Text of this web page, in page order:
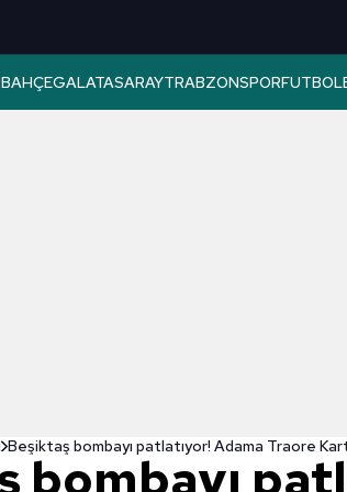
GALATASARAYTRABZONSPORFUTBOL
Beşiktaş bombayı patlatıyor! Adama Traore
bombayı